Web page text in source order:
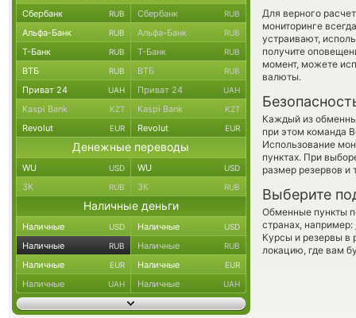
Для верного
мониторинге
устраивают,
получите
момент, можете
валюты.
Каждый из
при этом команда
Использование
пунктах. При
размер резервов и
Выберите
Обменные пункты
странах, например:
Курсы и резервы в
локацию, где вам
Сбербанк RUB Сбербанк RUB
Альфа-Банк RUB Альфа-Банк RUB
Т-Банк RUB Т-Банк RUB
ВТБ RUB ВТБ RUB
Приват 24 UAH Приват 24 UAH
Kaspi Bank KZT Kaspi Bank KZT
Revolut EUR Revolut EUR
Денежные переводы
WU USD WU USD
ЗК RUB ЗК RUB
Наличные деньги
Наличные USD Наличные USD
Наличные RUB Наличные RUB
Наличные EUR Наличные EUR
Наличные UAH Наличные UAH